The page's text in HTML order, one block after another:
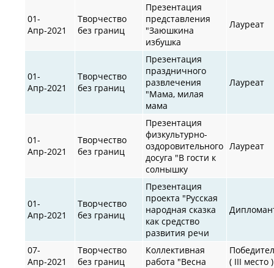
01-
Апр-2021
Творчество
без границ
Презентация
представления
"Заюшкина
избушка
Лауреат
01-
Апр-2021
Творчество
без границ
Презентация
праздничного
развлечения
"Мама, милая
мама
Лауреат
01-
Апр-2021
Творчество
без границ
Презентация
физкультурно-
оздоровительного
досуга "В гости к
солнышку
Лауреат
01-
Апр-2021
Творчество
без границ
Презентация
проекта "Русская
народная сказка
как средство
развития речи
07-
Апр-2021
Творчество
без границ
Коллективная
работа "Весна
( III место )